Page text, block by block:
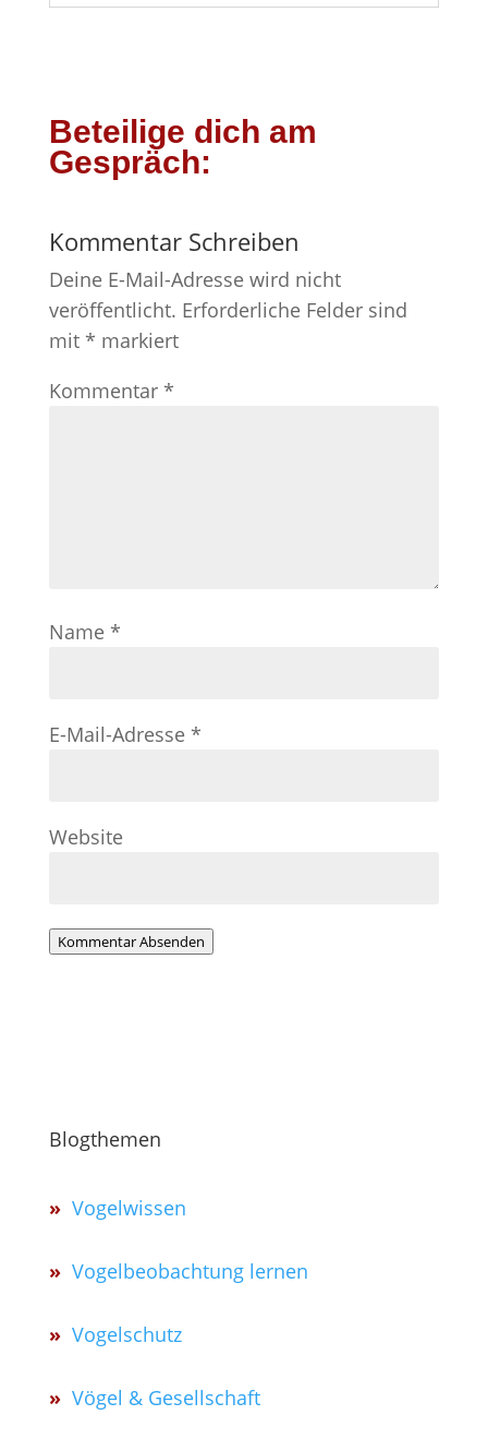
Beteilige dich am
Gespräch:
Kommentar Schreiben
Deine E-Mail-Adresse wird nicht
veröffentlicht. Erforderliche Felder sind
mit * markiert
Kommentar *
Name *
E-Mail-Adresse *
Website
Kommentar Absenden
Blogthemen
» Vogelwissen
» Vogelbeobachtung lernen
» Vogelschutz
» Vögel & Gesellschaft